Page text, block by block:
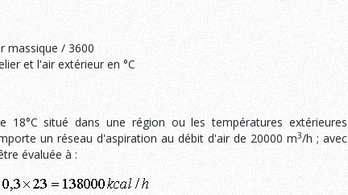
massique / 3600
et l'air extérieur en °C
situé dans une région ou les températures extérieures
un réseau d'aspiration au débit d'air de 20000 m3/h ; avec
évaluée à :